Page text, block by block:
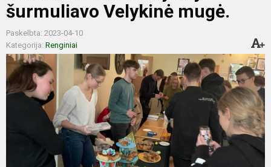
šurmuliavo Velykinė mugė.
Paskelbta: 2023-04-10
Kategorija: Renginiai